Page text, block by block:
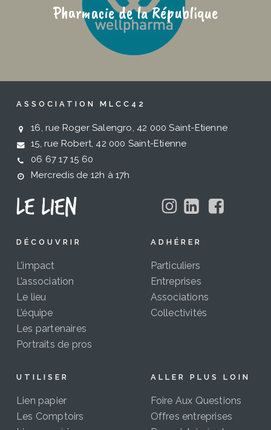
Pharmacie de la République
ASSOCIATION MLCC42
16, rue Roger Salengro, 42 000 Saint-Etienne
15, rue Robert, 42 000 Saint-Etienne
06 67 17 15 60
Mercredis de 12h à 17h
DÉCOUVRIR
L’impact
L’association
Le lieu
L’équipe
Les partenaires
Portraits de pros
ADHÉRER
Particuliers
Entreprises
Associations
Collectivités
UTILISER
Lien papier
Les Comptoirs
ALLER PLUS LOIN
Foire Aux Questions
Offres entreprises